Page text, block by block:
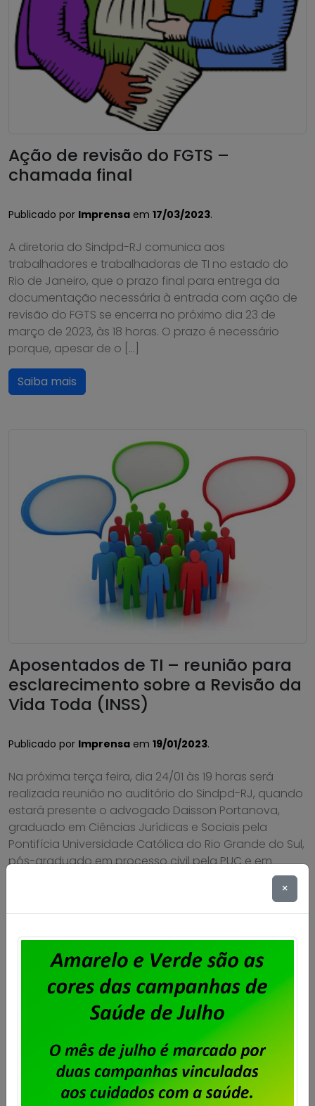
Ação de revisão do FGTS –
chamada final
Publicado por Imprensa em 17/03/2023.
A diretoria do Sindpd-RJ comunica aos
trabalhadores e trabalhadoras de TI no estado do
Rio de Janeiro, que o prazo final para entrega da
documentação necessária à entrada com ação de
revisão do FGTS se encerra no próximo dia 23 de
março de 2023, às 18 horas. O prazo é necessário
porque, apesar de o […]
Saiba mais
Aposentados de TI – reunião para
esclarecimento sobre a Revisão da
Vida Toda (INSS)
Publicado por Imprensa em 19/01/2023.
Na próxima terça feira, dia 24/01 às 19 horas será
realizada reunião no auditório do Sindpd-RJ, quando
estará presente o advogado Daisson Portanova,
graduado em Ciências Jurídicas e Sociais pela
Pontifícia Universidade Católica do Rio Grande do Sul,
pós-graduado em processo civil pela PUC e em
×